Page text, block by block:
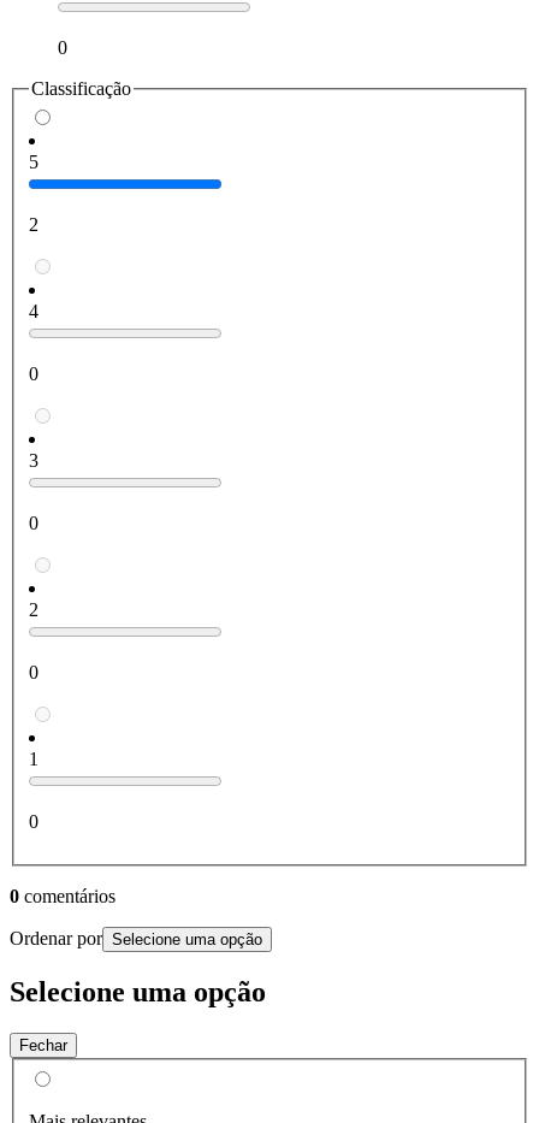
0
Classificação
5
2
4
0
3
0
2
0
1
0
0 comentários
Ordenar por Selecione uma opção
Selecione uma opção
Fechar